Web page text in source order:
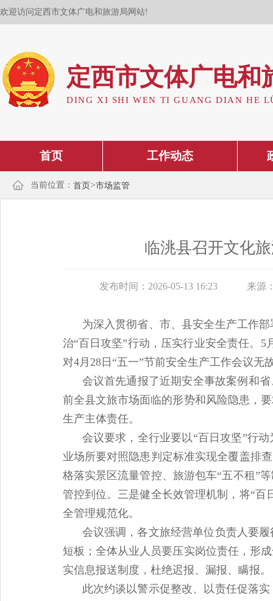
欢迎访问定西市文体广电和旅游局网站!
定西市文体广电和
DING XI SHI WEN TI GUANG DIAN HE
首页 工作动态
当前位置： 首页>市场监管
临洮县召开文化
发布时间：2026-05-13 16:23 来源
为深入贯彻省、市、县安全生产工作
治“百日攻坚”行动，压实行业安全责任。
对4月28日“五一”节前安全生产工作会议无
会议首先通报了近期安全事故案例和
前全县文旅市场面临的形势和风险隐患，
生产主体责任。
会议要求，全行业要以“百日攻坚”行
业场所要对照隐患判定标准实现全覆盖排
格落实景区流量管控、旅游包车“五不租”
管控到位。三是健全长效管理机制，将“
全管理规范化。
会议强调，各文旅经营单位负责人要
短板；全体从业人员要压实岗位责任，形
实信息报送制度，杜绝迟报、漏报、瞒报。
此次约谈以警示促整改、以责任促落